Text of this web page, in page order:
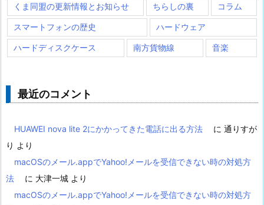
くま同盟の更新情報とお知らせ ちらしの裏 コラム
スマートフォンの歴史 ハードウェア
ハードディスクケース 南方貨物線 音楽
最近のコメント
HUAWEI nova lite 2にかかってきた電話に出る方法 に 通りすが
り より
macOSのメール.appでYahoo!メールを受信できない時の対処方
法
に 大津一城 より
macOSのメール.appでYahoo!メールを受信できない時の対処方